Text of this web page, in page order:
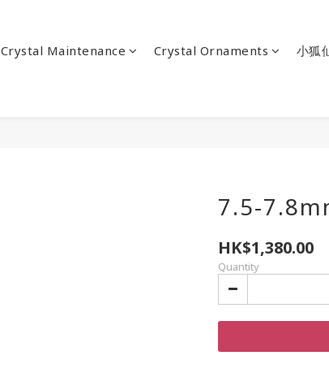
Crystal Maintenance Crystal Ornaments 小狐
7.5-
HK$1,380.00
Quantity